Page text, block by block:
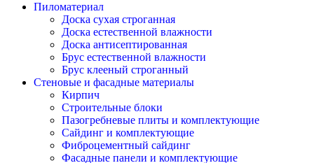
Пиломатериал
Доска сухая строганная
Доска естественной влажности
Доска антисептированная
Брус естественной влажности
Брус клееный строганный
Стеновые и фасадные материалы
Кирпич
Строительные блоки
Пазогребневые плиты и комплектующие
Сайдинг и комплектующие
Фиброцементный сайдинг
Фасадные панели и комплектующие